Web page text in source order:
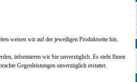
weisen wir auf der jeweiligen Produktseite hin.
informieren wir Sie unverzüglich. Es steht Ihnen
Gegenleistungen unverzüglich erstattet.